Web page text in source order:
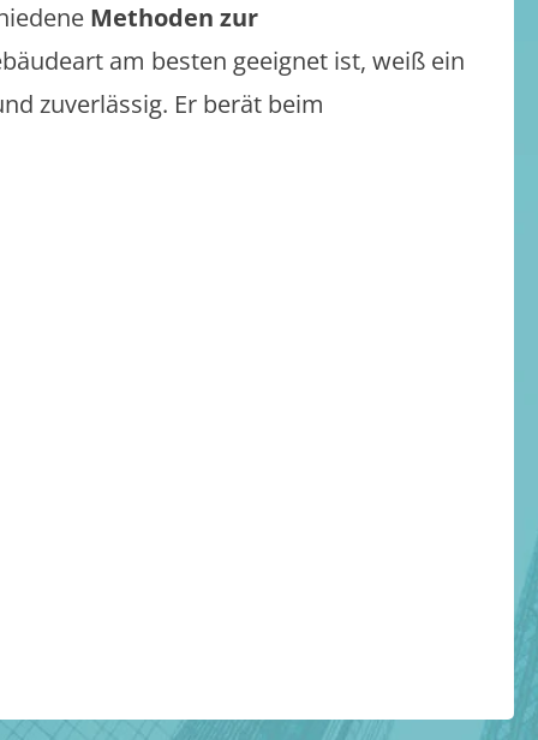
Methoden zur
am besten geeignet ist, weiß ein
zuverlässig. Er berät beim